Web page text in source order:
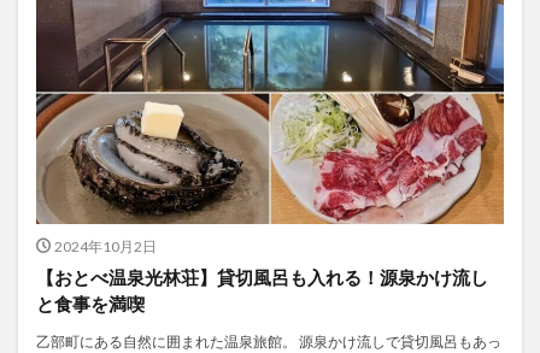
2024年10月2日
【おとべ温泉光林荘】貸切風呂も入れる！源泉かけ流し
と食事を満喫
乙部町にある自然に囲まれた温泉旅館。 源泉かけ流しで貸切風呂もあっ